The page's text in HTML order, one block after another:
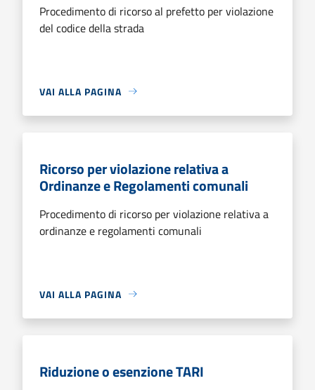
Procedimento di ricorso al prefetto per violazione
del codice della strada
VAI ALLA PAGINA
Ricorso per violazione relativa a
Ordinanze e Regolamenti comunali
Procedimento di ricorso per violazione relativa a
ordinanze e regolamenti comunali
VAI ALLA PAGINA
Riduzione o esenzione TARI